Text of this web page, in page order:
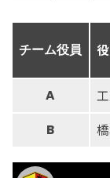
チーム役員
A
B